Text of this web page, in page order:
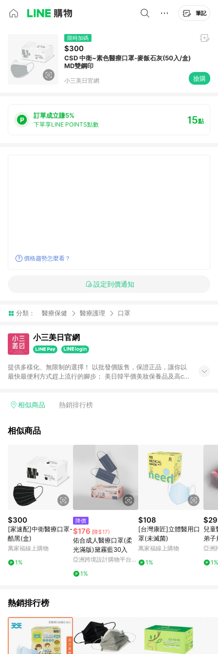
筆記
限時加碼
$300
CSD 中衛~素色醫療口罩-麥飯石灰(50入/盒)
MD雙鋼印
小三美日官網 搶購
訂單成立賺5%
下單享LINE POINTS點數 15點
價格趨勢怎麼看？
設定到價通知
分類： 醫療保健 醫療護理 口罩
小三美日官網
提供多樣化、無限制的選擇！ 以批發價販售，保證正品，讓你以
最快最便利方式趕上流行的腳步； 美日韓平價美妝保養品及高cp
天前後發送 3.使用小三美日APP下單，將無法獲得點數回饋 4.
皆不計入點數回饋，依扣除前述所有折讓金額，得最終之金額贈
(折價券或全館滿額折)及50元美幣，實際回饋金額需扣除所有折
讓金額，得最終金額400元贈點。 例2：訂單總金額為500元，未
達免運門檻運費60元，使用60元折扣(折價券或全館滿額折)及60
元美幣，實際回饋金額需扣除運費及所有折讓金額，得最終金額
320元贈點。 例3：訂單總金額為199元，使用免運券折抵60元運
費，因未達原設定之免運門檻，故運費仍視為折讓金額，實際回
饋金額須扣除60元運費，得最終金額139元贈點。
相似商品 熱銷排行榜
相似商品
$300
[家速配]中衛醫療口罩-
酷黑(盒)
萬家福線上購物
1%
降價
$176 (降$17)
佑合成人醫療口罩(柔
光滿版)黛霧藍30入
亞洲跨境設計購物平台
1%
$108
[台灣康匠]立體醫用口
罩(未滅菌)
萬家福線上購物
1%
兒童
弟
入/
亞洲
1%
熱銷排行榜